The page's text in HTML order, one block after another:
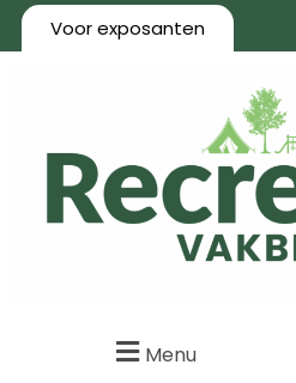
Voor exposanten
Menu